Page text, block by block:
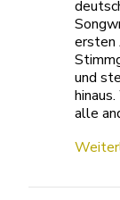
ersten
und
alle